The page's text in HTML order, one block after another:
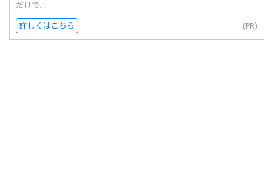
だけで...
詳しくはこちら (PR)